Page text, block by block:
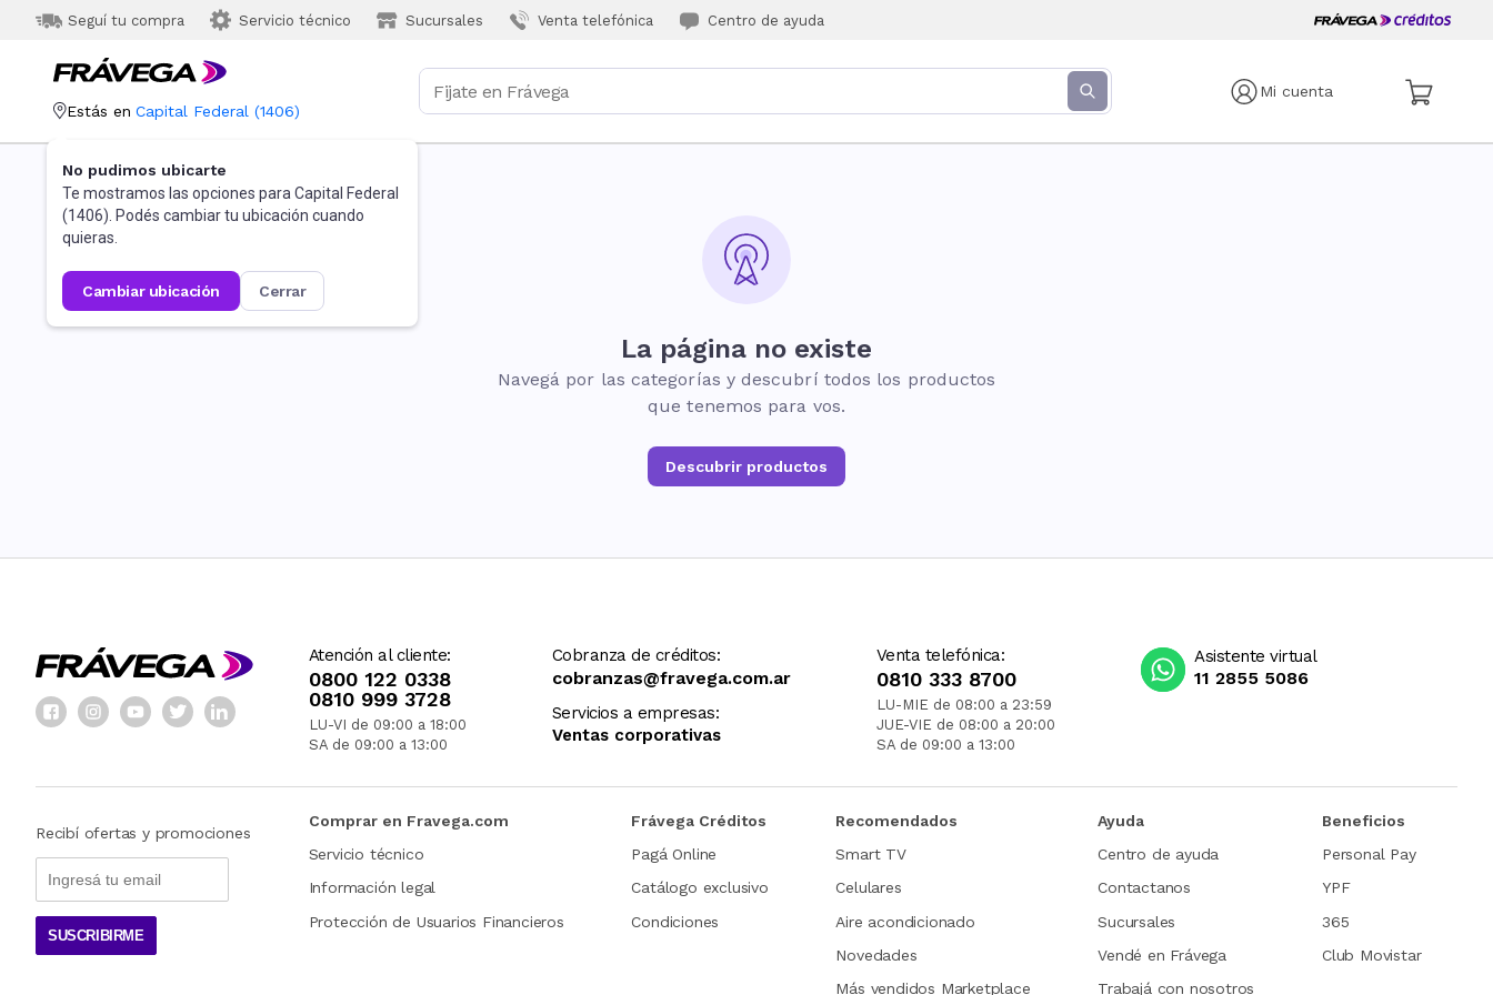
Seguí tu compra Servicio técnico Sucursales Venta telefónica Centro de ayuda
Mi cuenta
Estás en Capital Federal (1406)
No pudimos ubicarte
Te mostramos las opciones para Capital Federal
(1406). Podés cambiar tu ubicación cuando
quieras.
cambiar ubicación cerrar
La página no existe
Navegá por las categorías y descubrí todos los productos
que tenemos para vos.
Descubrir productos
Atención al cliente:
0800 122 0338
0810 999 3728
LU-VI de 09:00 a 18:00
SA de 09:00 a 13:00
Cobranza de créditos:
cobranzas@fravega.com.ar
Servicios a empresas:
Ventas corporativas
Venta telefónica:
0810 333 8700
LU-MIE de 08:00 a 23:59
JUE-VIE de 08:00 a 20:00
SA de 09:00 a 13:00
Asistente virtual
11 2855 5086
Recibí ofertas y promociones
SUSCRIBIRME
Comprar en Fravega.com
Servicio técnico
Información legal
Protección de Usuarios Financieros
Frávega Créditos
Pagá Online
Catálogo exclusivo
Condiciones
Recomendados
Smart TV
Celulares
Aire acondicionado
Novedades
Más vendidos Marketplace
Ayuda
Centro de ayuda
Contactanos
Sucursales
Vendé en Frávega
Trabajá con nosotros
Beneficios
Personal Pay
YPF
365
Club Movistar